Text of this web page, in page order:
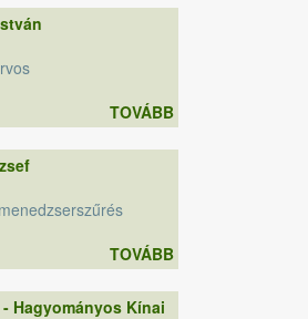
TOVÁBB
TOVÁBB
Hagyományos Kínai